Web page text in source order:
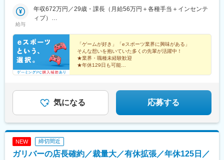
駅、星の駅、岡本駅(兵庫県)、滝の茶屋駅、湊川公園駅、山陽天満
駅、旧居留地・大丸前駅、三木駅(神戸電鉄線)、本竜野駅、仁川
駅、伊保駅、加太駅(和歌山県)、学園都市駅、春日野道駅(阪神
学研奈良登美ケ丘駅、近江八幡駅、草津駅(滋賀県)、石山駅、近江
神宮前駅、南彦根駅、中松江駅、和歌山駅、紀ノ川駅、木太町
駅、新居浜駅、井口駅(広島県)、ししぶ駅、遠賀野駅、花畑駅、宇
美駅、行橋駅、赤間駅、西鉄柳川駅、筑前前原駅、蒲池駅(福岡
県)、飯塚駅、大保駅、笹原駅、瀬高駅、春日原駅、羽犬塚駅、上
県)、南大分駅、佐世保駅、諫早駅、幸駅、光の森駅、八代駅、鳥
栖駅、武雄温泉駅、宮崎駅、西都城駅、上塩屋駅、枕崎駅、国分
駅(鹿児島県)、香椎駅、今宿駅、次郎丸駅、茶山駅(福岡県)、赤嶺
駅、てだこ浦西駅、首里駅、中村公園駅、上飯田駅、浄心駅、覚
王山駅、高蔵寺駅、新静岡駅、柳川駅、日赤病院前駅、陸前高砂
駅、美栄橋駅、静岡駅、由比駅、天神橋筋六丁目駅、高崎駅、八
王子駅、調布駅、西国分寺駅、狭山市駅、青梅駅、阿佐ケ谷駅、
水戸駅、男川駅、北参道駅、南方駅(大阪府)、米野駅、西鉄福岡
ト！お住まい問わず、ご応募いただけます◎＼＼積極採用中！／
／★勤務地は希望を考慮し決定します。★転勤なし！★U・Iター
＞東京都豊島区東池袋3-7-9 AS ONE東池袋ビル7階＜名古屋支
社＞愛知県名古屋市中村区池町4－60－12 グローバルゲート12F
＜大阪支社＞大阪府大阪市淀川区西中島4-3-8 新大阪阪神ビル7
階＜福岡支社＞福岡県福岡市中央区大名２丁目 9-17 ARISTO大
名 3F＜沖縄支社＞沖縄県那覇市久茂地2丁目3-9 8階西
駅(舎人ライナー)、三鷹駅、恵比寿駅、広尾駅、渋谷駅、高田馬場
駅、四ツ谷駅、新宿三丁目駅、三軒茶屋駅、霞ケ関駅(東京都)、末
(東京都)、飯田橋駅、有楽町駅、綾瀬駅、北千住駅、上野御徒町
駅、蒲田駅、大森駅(東京都)、東銀座駅、日本橋駅(東京都)、三越
前駅、小伝馬町駅、八丁堀駅(東京都)、中野坂上駅、中野駅(東京
都)、町田駅、目黒駅、立会川駅、五反田駅、井の頭公園駅、都電
雑司ケ谷駅、赤羽駅、押上駅、錦糸町駅、中目黒駅、大崎駅、鶴
駅、屏風浦駅、金沢文庫駅、新羽駅、戸塚駅、上永谷駅、鶴ケ峰
駅、瀬谷駅、立場駅、青葉台駅、センター南駅、鹿島田駅、武蔵
鶴見駅、長津田駅、川崎駅、向ケ丘遊園駅、元住吉駅、橋本駅(神
奈川県)、本八幡駅(総武線)、新浦安駅、新柏駅、木更津駅、南船
橋駅、浦安駅(千葉県)、国府台駅、京成八幡駅、谷津駅、幸谷駅、
給与
年収672万円／29歳・課長（月給56万円＋各種手当＋インセンテ
ィブ）
ィブ）
「ゲームが好き」「eスポーツ業界に興味がある」
そんな想いを抱いていた多くの先輩が活躍中！
★業界・職種未経験歓迎
★年休129日も可能
気になる 応募する
NEW 締切間近
ガリバーの店長確約／裁量大／有休拡張／年休125日／